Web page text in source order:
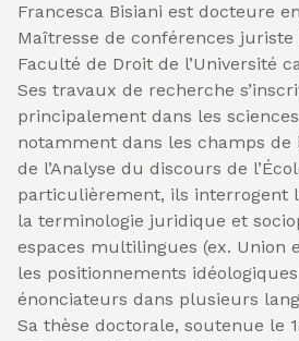
Francesca Bisiani est docteure
Maîtresse de conférences
Faculté de Droit de l’Université
Ses travaux de recherche
principalement dans les
notamment dans les champs
de l’Analyse du discours de
particulièrement, ils interrogent
la terminologie juridique et
espaces multilingues (ex. Union
les positionnements
énonciateurs dans plusieurs
Sa thèse doctorale, soutenue le